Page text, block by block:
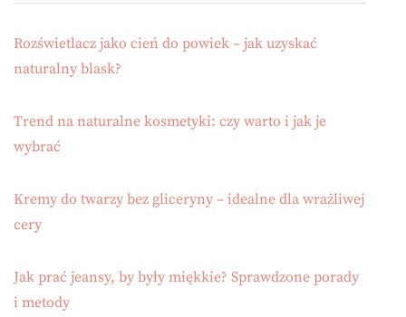
Rozświetlacz jako cień do powiek – jak uzyskać
naturalny blask?
Trend na naturalne kosmetyki: czy warto i jak je
wybrać
Kremy do twarzy bez gliceryny – idealne dla wrażliwej
cery
Jak prać jeansy, by były miękkie? Sprawdzone porady
i metody